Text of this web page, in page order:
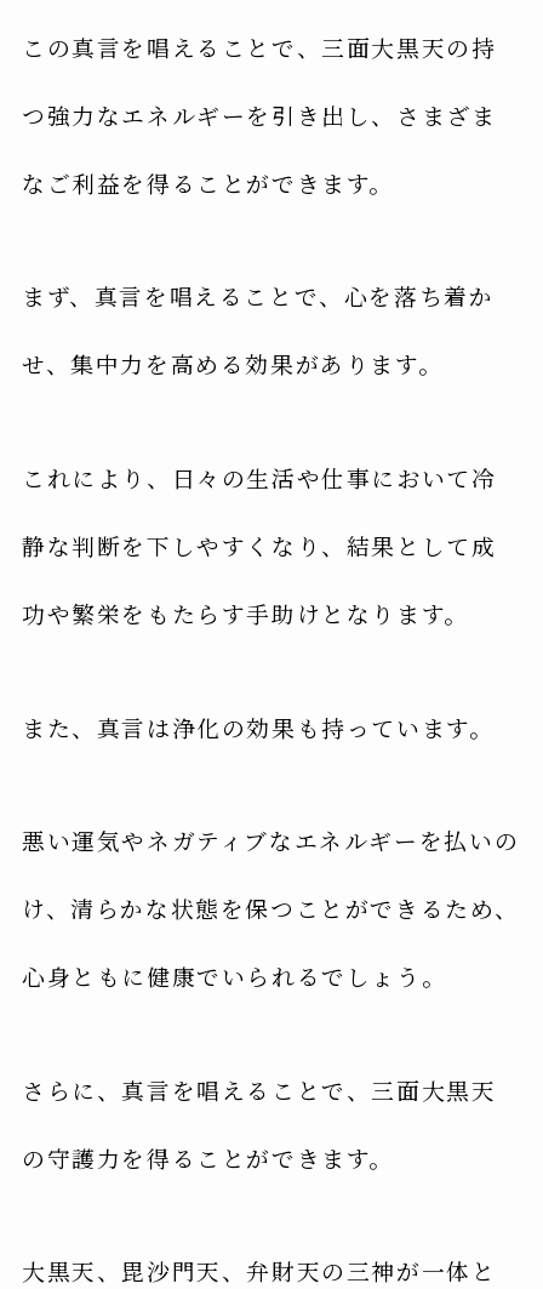
この真言を唱えることで、三面大黒天の持
つ強力なエネルギーを引き出し、さまざま
なご利益を得ることができます。
まず、真言を唱えることで、心を落ち着か
せ、集中力を高める効果があります。
これにより、日々の生活や仕事において冷
静な判断を下しやすくなり、結果として成
功や繁栄をもたらす手助けとなります。
また、真言は浄化の効果も持っています。
悪い運気やネガティブなエネルギーを払いの
け、清らかな状態を保つことができるため、
心身ともに健康でいられるでしょう。
さらに、真言を唱えることで、三面大黒天
の守護力を得ることができます。
大黒天、毘沙門天、弁財天の三神が一体と